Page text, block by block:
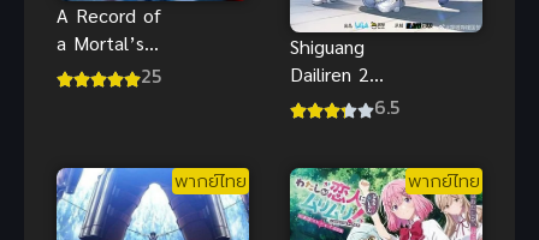
A Record of
a Mortal’s
Journey to25
Shiguang
Dailiren 2
(Link Click
ภาค 2
6.5
พากย์ไทย พากย์ไทย